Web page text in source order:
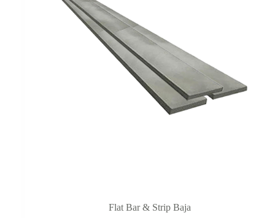
Flat Bar & Strip Baja